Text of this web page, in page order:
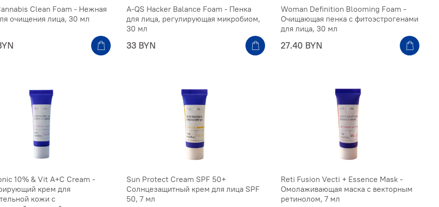
Clean Foam - Нежная
очищения лица, 30 мл
A-QS Hacker Balance Foam - Пенка
для лица, регулирующая микробиом,
30 мл
33 BYN
Woman Definition Blooming Foam -
Очищающая пенка с фитоэстрогенами
для лица, 30 мл
27.40 BYN
10% & Vit A+C Cream -
крем для
кожи с
Sun Protect Cream SPF 50+
Солнцезащитный крем для лица SPF
50, 7 мл
Reti Fusion Vecti + Essence Mask -
Омолаживающая маска с векторным
ретинолом, 7 мл